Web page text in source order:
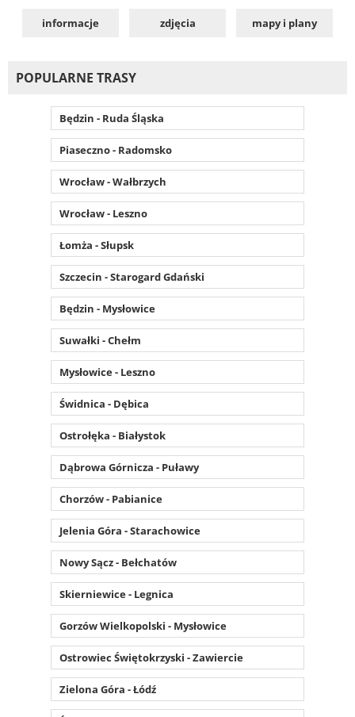
informacje zdjęcia mapy i plany
POPULARNE TRASY
Będzin - Ruda Śląska
Piaseczno - Radomsko
Wrocław - Wałbrzych
Wrocław - Leszno
Łomża - Słupsk
Szczecin - Starogard Gdański
Będzin - Mysłowice
Suwałki - Chełm
Mysłowice - Leszno
Świdnica - Dębica
Ostrołęka - Białystok
Dąbrowa Górnicza - Puławy
Chorzów - Pabianice
Jelenia Góra - Starachowice
Nowy Sącz - Bełchatów
Skierniewice - Legnica
Gorzów Wielkopolski - Mysłowice
Ostrowiec Świętokrzyski - Zawiercie
Zielona Góra - Łódź